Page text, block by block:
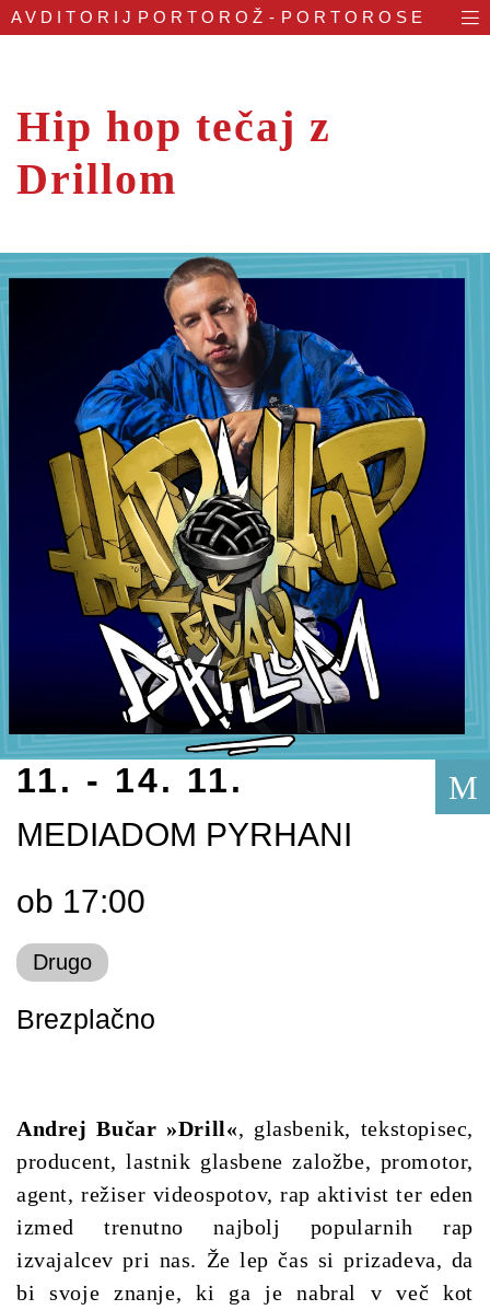
AVDITORIJ PORTOROŽ - PORTOROSE
Hip hop tečaj z
Drillom
11. - 14. 11.
M
MEDIADOM PYRHANI
ob 17:00
Drugo
Brezplačno
Andrej Bučar »Drill«, glasbenik, tekstopisec,
producent, lastnik glasbene založbe, promotor,
agent, režiser videospotov, rap aktivist ter eden
izmed trenutno najbolj popularnih rap
izvajalcev pri nas. Že lep čas si prizadeva, da
bi svoje znanje, ki ga je nabral v več kot